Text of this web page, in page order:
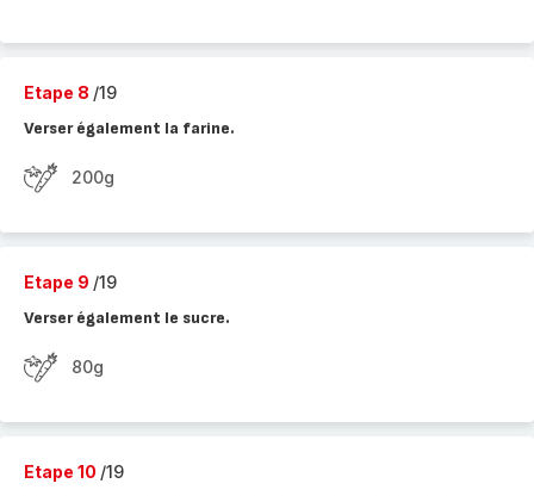
Etape 8 /19
Verser également la farine.
200g
Etape 9 /19
Verser également le sucre.
80g
Etape 10 /19